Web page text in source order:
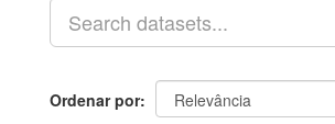
Ordenar por